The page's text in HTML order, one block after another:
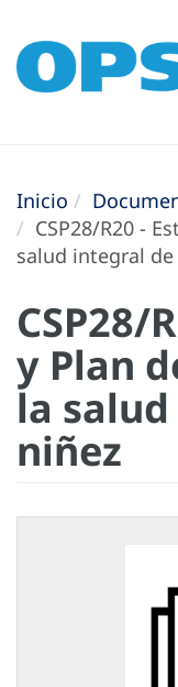
Inicio
CSP28/R20 -
salud integral
CSP28/
y Plan
la
niñez